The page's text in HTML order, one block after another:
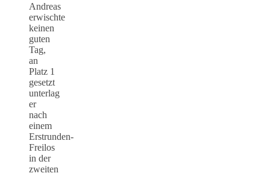
Andreas
erwischte
keinen
guten
Tag,
an
Platz 1
gesetzt
unterlag
er
nach
einem
Erstrunden-
Freilos
in der
zweiten